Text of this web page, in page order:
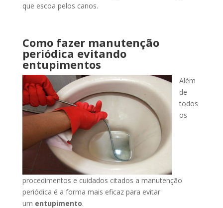
que escoa pelos canos.
Como fazer manutenção
periódica evitando
entupimentos
Além
de
todos
os
procedimentos e cuidados citados a manutenção
periódica é a forma mais eficaz para evitar
um entupimento.